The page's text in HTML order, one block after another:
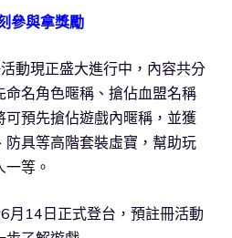
參與拿獎勵
動現正盛大進行中，內容共分
名角色暱稱、搶佔血盟名稱
預先搶佔遊戲內暱稱，並獲
具等高階套裝虛寶，幫助玩
等。
月14日正式登台，預註冊活動